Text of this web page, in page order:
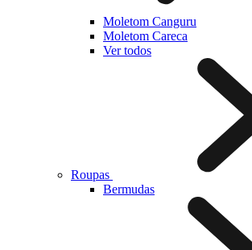
Moletom Canguru
Moletom Careca
Ver todos
Roupas
Bermudas